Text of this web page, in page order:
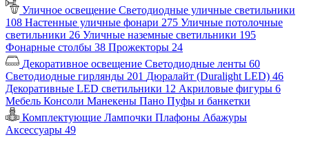
Уличное освещение Светодиодные уличные светильники
108 Настенные уличные фонари 275 Уличные потолочные
светильники 26 Уличные наземные светильники 195
Фонарные столбы 38 Прожекторы 24
Декоративное освещение Светодиодные ленты 60
Светодиодные гирлянды 201 Дюралайт (Duralight LED) 46
Декоративные LED светильники 12 Акриловые фигуры 6
Мебель Консоли Манекены Пано Пуфы и банкетки
Комплектующие Лампочки Плафоны Абажуры
Аксессуары 49